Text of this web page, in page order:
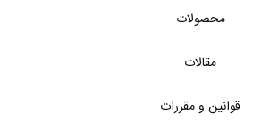
محصولات
مقالات
قوانین و مقررات